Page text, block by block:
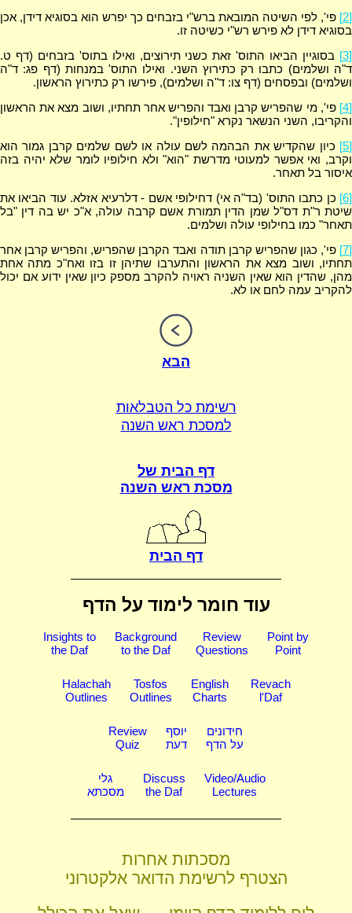
[2]
פי', לפי השיטה המובאת ברש"י בזבחים כך יפרש הוא בסוגיא דידן, אכן
בסוגיא דידן לא פירש רש"י כשיטה זו.
[3]
בסוגיין הביאו התוס' זאת כשני תירוצים, ואילו בתוס' בזבחים (דף ט.
ד"ה ושלמים) כתבו רק כתירוץ השני. ואילו התוס' במנחות (דף פג: ד"ה
ושלמים) ובפסחים (דף צו: ד"ה ושלמים), פירשו רק כתירוץ הראשון.
[4]
פי', מי שהפריש קרבן ואבד והפריש אחר תחתיו, ושוב מצא את הראשון
והקריבו, השני הנשאר נקרא "חילופין".
[5]
כיון שהקדיש את הבהמה לשם עולה או לשם שלמים קרבן גמור הוא
וקרב, ואי אפשר למעוטי מדרשת "הוא" ולא חילופיו לומר שלא יהיה בזה
איסור בל תאחר.
[6]
כן כתבו התוס' (בד"ה אי) דחילופי אשם - דלרעיא אזלא. עוד הביאו את
שיטת ר"ת דס"ל שמן הדין תמורת אשם קרבה עולה, א"כ יש בה דין "בל
תאחר" כמו בחילופי עולה ושלמים.
[7]
פי', כגון שהפריש קרבן תודה ואבד הקרבן שהפריש, והפריש קרבן אחר
תחתיו, ושוב מצא את הראשון והתערבו שתיהן זו בזו ואח"כ מתה אחת
מהן, שהדין הוא שאין השניה ראויה להקרב מספק כיון שאין ידוע אם יכול
להקריב עמה לחם או לא.
הבא
רשימת כל הטבלאות
למסכת ראש השנה
דף הבית של
מסכת ראש השנה
דף הבית
עוד חומר לימוד על הדף
Insights to
the Daf
Background
to the Daf
Review
Questions
Point by
Point
Halachah
Outlines
Tosfos
Outlines
English
Charts
Revach
l'Daf
Review
Quiz
יוסף
דעת
חידונים
על הדף
גלי
מסכתא
Discuss
the Daf
Video/Audio
Lectures
מסכתות אחרות
הצטרף לרשימת הדואר אלקטרוני